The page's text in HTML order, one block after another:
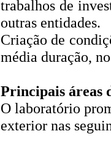
trabalhos de
outras entidades.
Criação de
média duração,
Principais áreas
O laboratório
exterior nas